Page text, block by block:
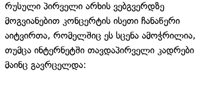
რუსული პირველი არხის ვებგვერდზე
მოგვიანებით კონცერტის ისეთი ჩანაწერი
აიტვირთა, რომელშიც ეს სცენა ამოჭრილია,
თუმცა ინტერნეტში თავდაპირველი კადრები
მაინც გავრცელდა: